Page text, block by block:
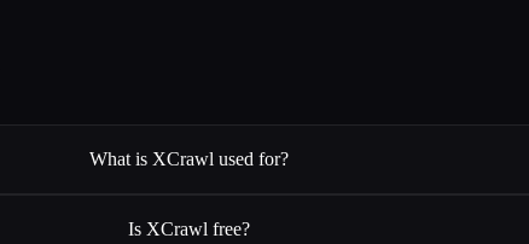
What is XCrawl used for?
Is XCrawl free?